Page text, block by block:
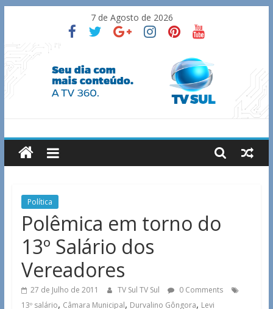
content
7 de Agosto de 2026
TV
Sul
Notícias
Guaxupé
região.
Política
Polêmica em torno do
13º Salário dos
Vereadores
27 de Julho de 2011 TV Sul TV Sul
0 Comments
13º salário, Câmara Municipal, Durvalino Gôngora, Levi